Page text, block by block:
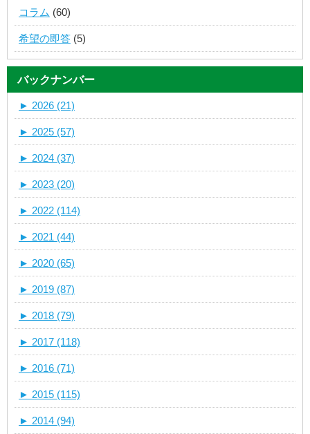
コラム (60)
希望の即答 (5)
バックナンバー
► 2026 (21)
► 2025 (57)
► 2024 (37)
► 2023 (20)
► 2022 (114)
► 2021 (44)
► 2020 (65)
► 2019 (87)
► 2018 (79)
► 2017 (118)
► 2016 (71)
► 2015 (115)
► 2014 (94)